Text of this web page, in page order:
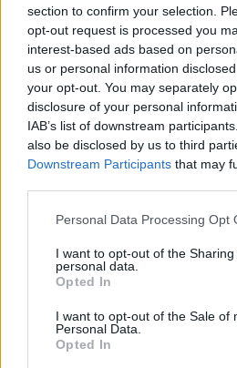
section to confirm your selection.
opt-out request is processed you
interest-based ads based on
us or personal information
your opt-out. You may separately
disclosure of your personal
IAB’s list of downstream
also be disclosed by us to third
Downstream Participants that may
Personal Data Processing Opt
I want to opt-out of the
personal data.
Opted In
I want to opt-out of the Sale of
Personal Data.
Opted In
Kaip jau skelbta, trečia
Kvedaraitė ir Jekaterina
užėmė 17-ą vietą.
Bendrą turnyro
Komentuoti po šiuo